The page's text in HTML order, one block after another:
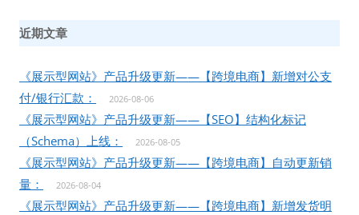
近期文章
《展示型网站》产品升级更新——【跨境电商】新增对公支
付/银行汇款：
2026-08-06
《展示型网站》产品升级更新——【SEO】结构化标记
（Schema）上线：
2026-08-05
《展示型网站》产品升级更新——【跨境电商】自动更新销
量：
2026-08-04
《展示型网站》产品升级更新——【跨境电商】新增发货明